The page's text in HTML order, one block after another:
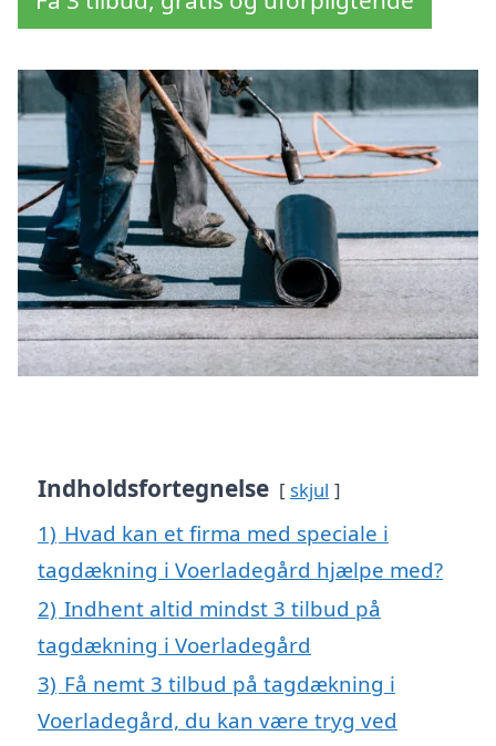
Indholdsfortegnelse skjul
1) Hvad kan et firma med speciale i
tagdækning i Voerladegård hjælpe med?
2) Indhent altid mindst 3 tilbud på
tagdækning i Voerladegård
3) Få nemt 3 tilbud på tagdækning i
Voerladegård, du kan være tryg ved